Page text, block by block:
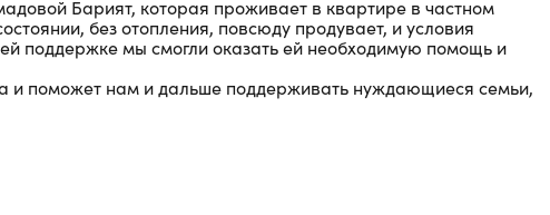
Барият, которая проживает в квартире в частном
без отопления, повсюду продувает, и условия
поддержке мы смогли оказать ей необходимую помощь и
и поможет нам и дальше поддерживать нуждающиеся семьи,